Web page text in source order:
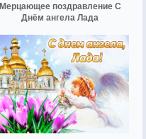
Мерцающее поздравление С
Днём ангела Лада